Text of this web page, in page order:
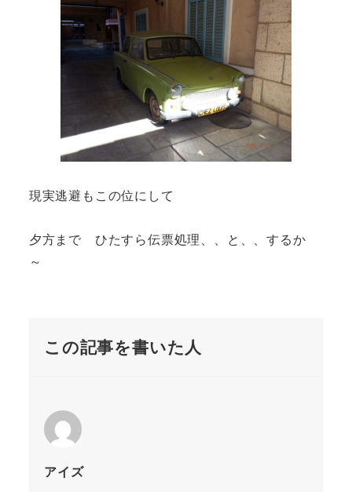
現実逃避もこの位にして
夕方まで ひたすら伝票処理、、と、、するか
～
この記事を書いた人
アイズ